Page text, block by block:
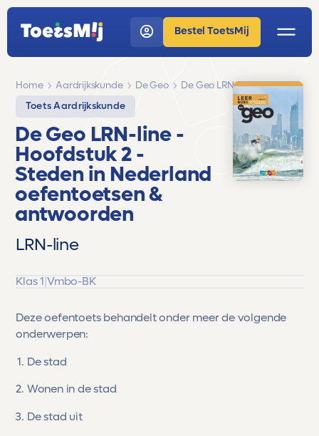
Bestel ToetsMij
Home Aardrijkskunde De Geo
De Geo LRN-line
Toets Aardrijkskunde
De Geo LRN-line-
Hoofdstuk 2 -
Steden in Nederland
oefentoetsen &
antwoorden
LRN-line
Klas 1|Vmbo-BK
Deze oefentoets behandelt onder meer de volgende
onderwerpen:
De stad
Wonen in de stad
De stad uit